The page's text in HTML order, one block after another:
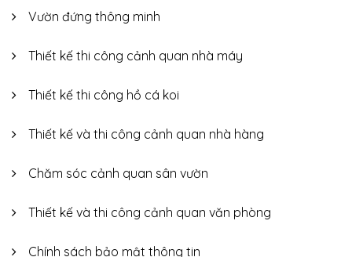
Vườn đứng thông minh
Thiết kế thi công cảnh quan nhà máy
Thiết kế thi công hồ cá koi
Thiết kế và thi công cảnh quan nhà hàng
Chăm sóc cảnh quan sân vườn
Thiết kế và thi công cảnh quan văn phòng
Chính sách bảo mật thông tin